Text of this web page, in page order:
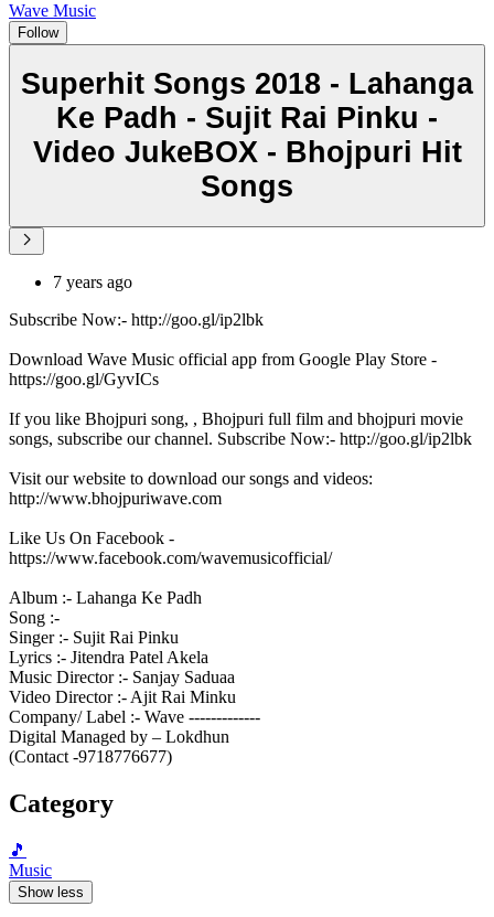
Wave Music
Follow
Superhit Songs 2018 - Lahanga
Ke Padh - Sujit Rai Pinku -
Video JukeBOX - Bhojpuri Hit
Songs
7 years ago
Subscribe Now:- http://goo.gl/ip2lbk
Download Wave Music official app from Google Play Store -
https://goo.gl/GyvICs
If you like Bhojpuri song, , Bhojpuri full film and bhojpuri movie
songs, subscribe our channel. Subscribe Now:- http://goo.gl/ip2lbk
Visit our website to download our songs and videos:
http://www.bhojpuriwave.com
Like Us On Facebook -
https://www.facebook.com/wavemusicofficial/
Album :- Lahanga Ke Padh
Song :-
Singer :- Sujit Rai Pinku
Lyrics :- Jitendra Patel Akela
Music Director :- Sanjay Saduaa
Video Director :- Ajit Rai Minku
Company/ Label :- Wave -------------
Digital Managed by – Lokdhun
(Contact -9718776677)
Category
🎵
Music
Show less